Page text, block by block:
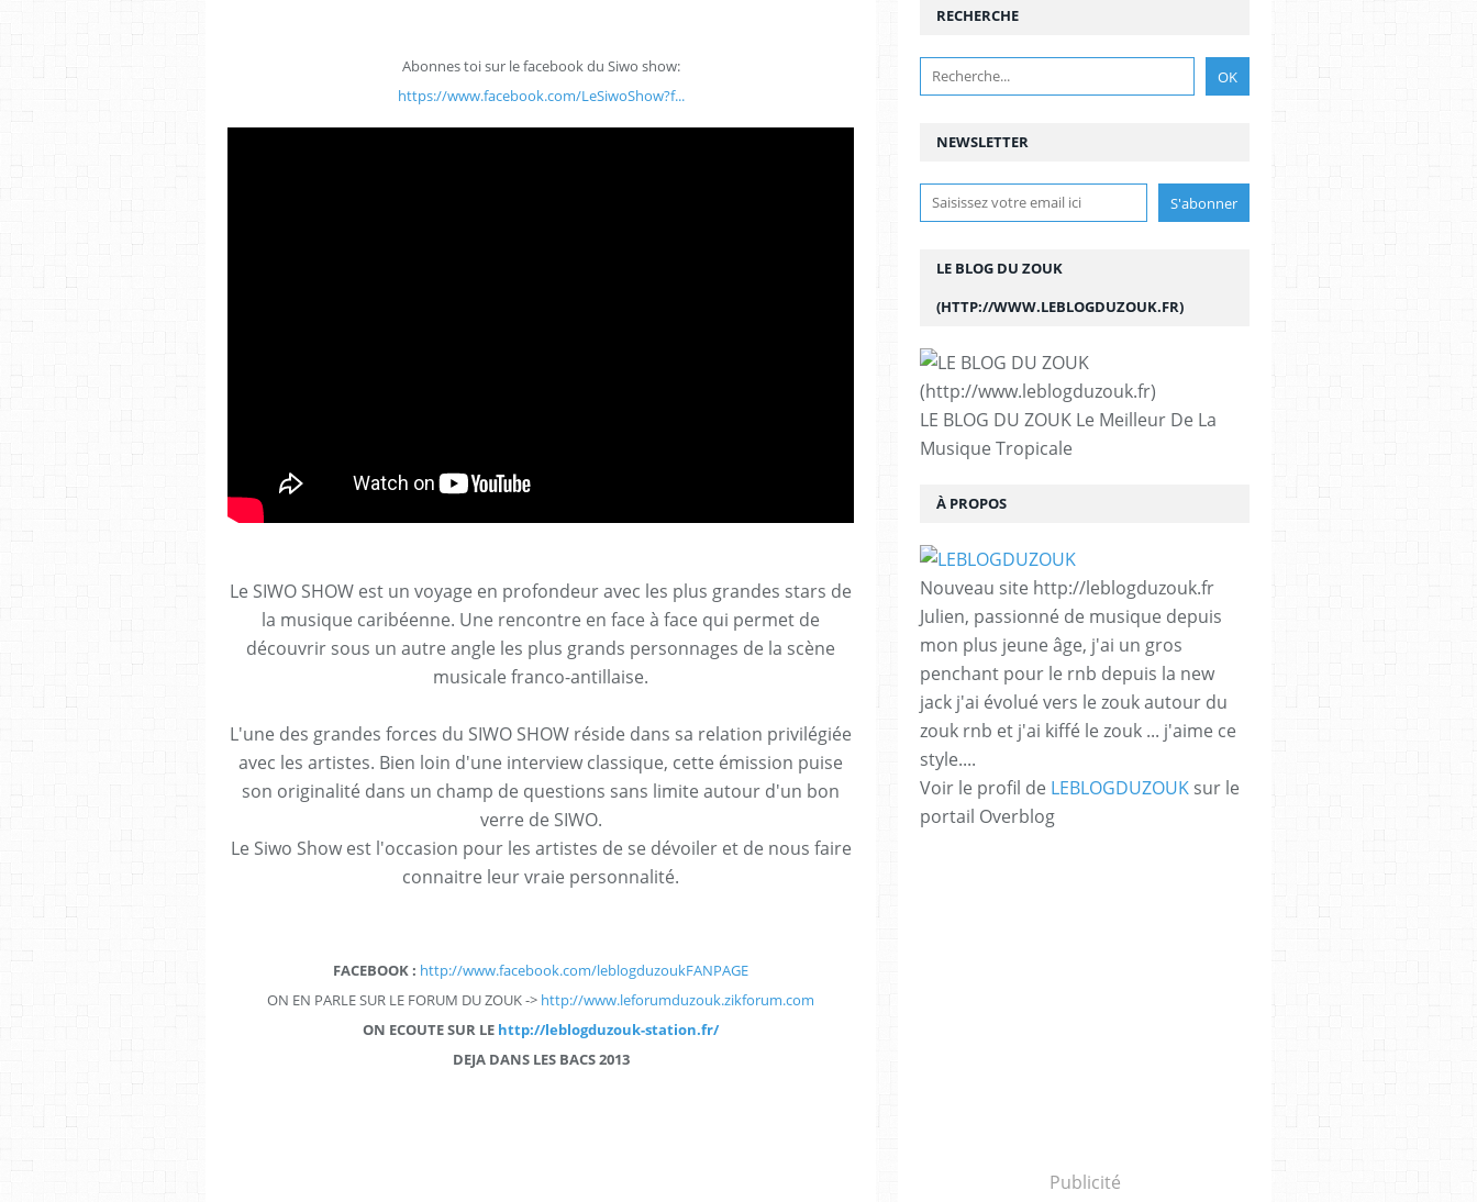
Abonnes toi sur le facebook du Siwo show:
https://www.facebook.com/LeSiwoShow?f...
Le SIWO SHOW est un voyage en profondeur avec les plus grandes stars de
la musique caribéenne. Une rencontre en face à face qui permet de
découvrir sous un autre angle les plus grands personnages de la scène
musicale franco-antillaise.
L'une des grandes forces du SIWO SHOW réside dans sa relation privilégiée
avec les artistes. Bien loin d'une interview classique, cette émission puise
son originalité dans un champ de questions sans limite autour d'un bon
verre de SIWO.
Le Siwo Show est l'occasion pour les artistes de se dévoiler et de nous faire
connaitre leur vraie personnalité.
FACEBOOK : http://www.facebook.com/leblogduzoukFANPAGE
ON EN PARLE SUR LE FORUM DU ZOUK -> http://www.leforumduzouk.zikforum.com
ON ECOUTE SUR LE http://leblogduzouk-station.fr/
DEJA DANS LES BACS 2013
NEWSLETTER
RECHERCHE
LE BLOG DU ZOUK
(HTTP://WWW.LEBLOGDUZOUK.FR)
LE BLOG DU ZOUK Le Meilleur De La
Musique Tropicale
À PROPOS
Nouveau site http://leblogduzouk.fr
Julien, passionné de musique depuis
mon plus jeune âge, j'ai un gros
penchant pour le rnb depuis la new
jack j'ai évolué vers le zouk autour du
zouk rnb et j'ai kiffé le zouk ... j'aime ce
style....
Voir le profil de LEBLOGDUZOUK sur le
portail Overblog
Publicité